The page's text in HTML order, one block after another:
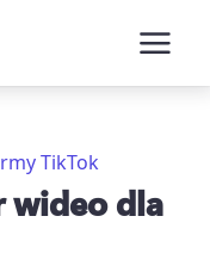
TikTok
wideo dla